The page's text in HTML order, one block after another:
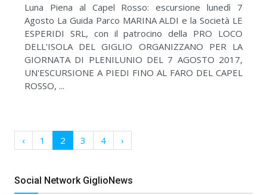
Luna Piena al Capel Rosso: escursione lunedì 7
Agosto La Guida Parco MARINA ALDI e la Società LE
ESPERIDI SRL, con il patrocino della PRO LOCO
DELL'ISOLA DEL GIGLIO ORGANIZZANO PER LA
GIORNATA DI PLENILUNIO DEL 7 AGOSTO 2017,
UN'ESCURSIONE A PIEDI FINO AL FARO DEL CAPEL
ROSSO, ...
‹ 1 2 3 4 ›
Social Network GiglioNews